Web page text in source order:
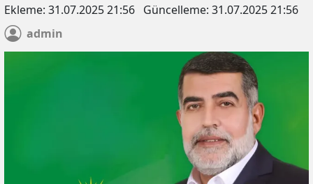
Ekleme: 31.07.2025 21:56 Güncelleme: 31.07.2025 21:56
admin